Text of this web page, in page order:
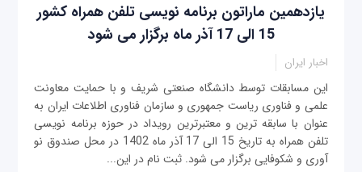
یازدهمین ماراتون برنامه نویسی تلفن همراه کشور
15 الی 17 آذر ماه برگزار می شود
اخبار ایران
این مسابقات توسط دانشگاه صنعتی شریف و با حمایت معاونت
علمی و فناوری ریاست جمهوری و سازمان فناوری اطلاعات ایران به
عنوان با سابقه ترین و معتبرترین رویداد در حوزه برنامه نویسی
تلفن همراه به تاریخ 15 الی 17 آذر ماه 1402 در محل صندوق نو
آوری و شکوفایی برگزار می شود. ثبت نام در این...